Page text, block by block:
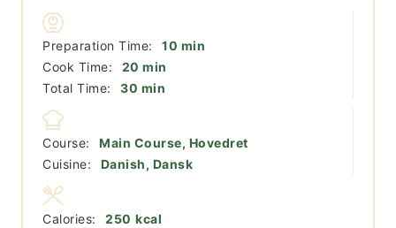
Preparation Time: 10 minutter
min
Cook Time:
20 minutter
min
Total Time:
30 minutter
min
Course:
Main Course, Hovedret
Cuisine:
Danish, Dansk
Calories: 250 kcal